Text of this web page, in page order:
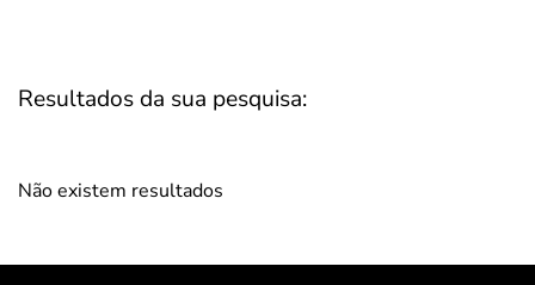
Resultados da sua pesquisa:
Não existem resultados